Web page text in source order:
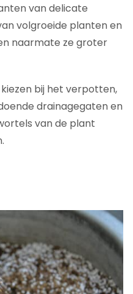
van delicate
volgroeide planten en
naarmate ze groter
bij het verpotten,
drainagegaten en
van de plant